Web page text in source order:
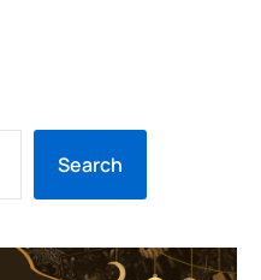
Search